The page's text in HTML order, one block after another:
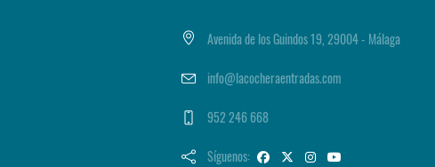
Avenida de los Guindos 19, 29004 - Málaga
info@lacocheraentradas.com
952 246 668
Síguenos: